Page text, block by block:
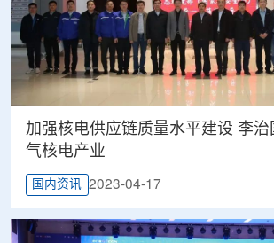
加强核电供应链质量水平建设 李
气核电产业
国内资讯 2023-04-17